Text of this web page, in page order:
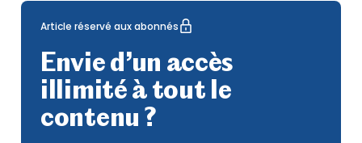
Article réservé aux abonnés
Envie d’un accès
illimité à tout le
contenu ?